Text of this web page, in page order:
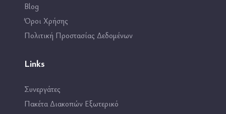
Blog
Όροι Χρήσης
Πολιτική Προστασίας Δεδομένων
Links
Συνεργάτες
Πακέτα Διακοπών Εξωτερικό